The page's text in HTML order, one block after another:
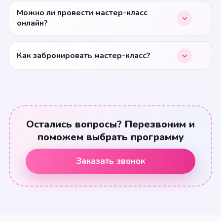
Можно ли провести мастер-класс
онлайн?
Как забронировать мастер-класс?
Остались вопросы? Перезвоним и
поможем выбрать программу
Заказать звонок